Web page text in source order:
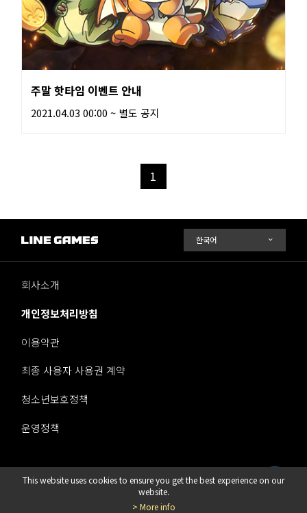
주말 핫타임 이벤트 안내
2021.04.03 00:00 ~ 별도 공지
1
회사소개
개인정보처리방침
이용약관
최종 사용자 사용권 계약
청소년보호정책
운영정책
라인게임즈 주식회사
This website uses cookies to ensure you get the best experience on our
website.
> More info